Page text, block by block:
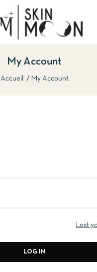
My Account
Accueil My Account
Lost